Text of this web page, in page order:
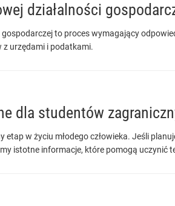
działalności
to proces wymagający
z urzędami i podatkami.
dla studentów
w życiu młodego człowieka. Jeśli
istotne informacje, które pomogą uczynić